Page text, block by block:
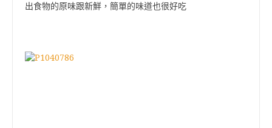
出食物的原味跟新鮮，簡單的味道也很好吃